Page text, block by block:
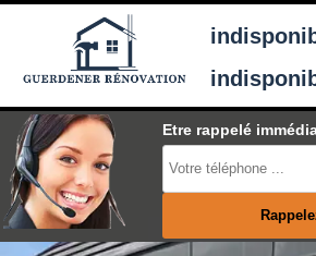
Etre rappelé